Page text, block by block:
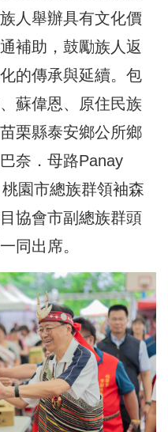
人舉辦具有文化價
補助，鼓勵族人返
的傳承與延續。包
蘇偉恩、原住民族
栗縣泰安鄉公所鄉
奈．母路Panay
園市總族群領袖森
協會市副總族群頭
同出席。